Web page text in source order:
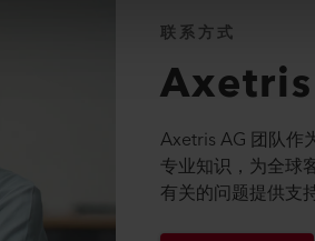
联系方式
Axetris AG 团队作
专业知识，为全球
有关的问题提供支